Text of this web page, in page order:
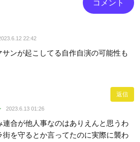
22:42
サンが起こしてる自作自演の可能性も
返信
2023.6.13 01:26
連合が他人事なのはありえんと思うわ
街を守るとか言ってたのに実際に襲わ